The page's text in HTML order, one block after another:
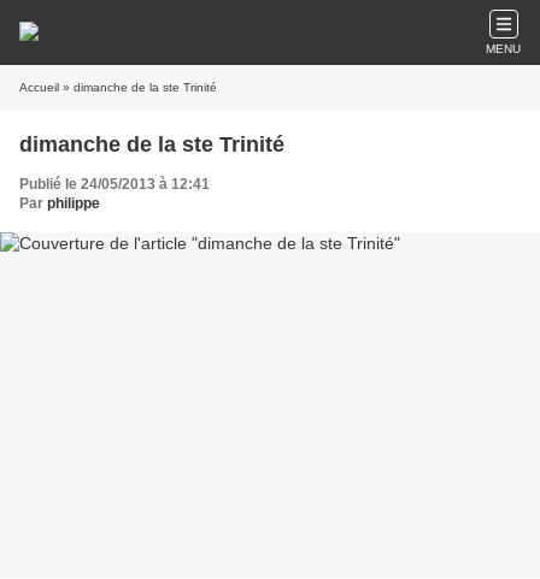
MENU
Accueil » dimanche de la ste Trinité
dimanche de la ste Trinité
Publié le 24/05/2013 à 12:41
Par philippe